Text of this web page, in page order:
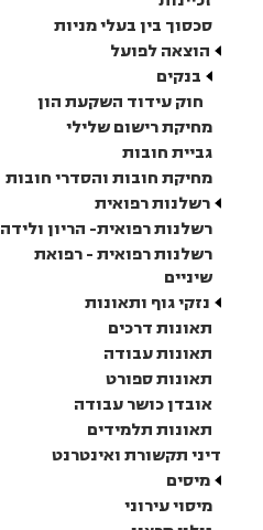
סכסוך בין בעלי מניות
הוצאה לפועל
בנקים
חוק עידוד השקעת הון
מחיקת רישום שלילי
גביית חובות
מחיקת חובות והסדרי חובות
רשלנות רפואית
רשלנות רפואית- הריון ולידה
רשלנות רפואית - רפואת
שיניים
נזקי גוף ותאונות
תאונות דרכים
תאונות עבודה
תאונות ספורט
אובדן כושר עבודה
תאונות תלמידים
דיני תקשורת ואינטרנט
מיסים
מיסוי עירוני